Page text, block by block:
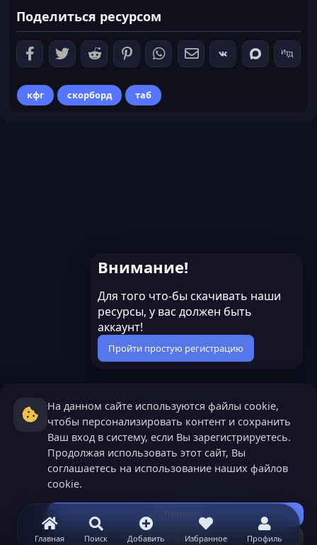
Главная Поиск Добавить Избранное Профиль
ё
з
д
Поделиться ресурсом
кфг скорборд таб
Внимание!
Для того что-бы скачивать наши
ресурсы, у вас должен быть
аккаунт!
Пройти простую регистрацию
На данном сайте используются файлы cookie,
чтобы персонализировать контент и сохранить
Ваш вход в систему, если Вы зарегистрируетесь.
Продолжая использовать этот сайт, Вы
соглашаетесь на использование наших файлов
cookie.
Принять
Узнать больше...